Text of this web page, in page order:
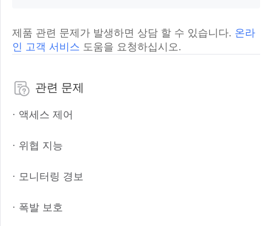
제품 관련 문제가 발생하면 상담 할 수 있습니다. 온라
인 고객 서비스 도움을 요청하십시오.
관련 문제
· 액세스 제어
· 위협 지능
· 모니터링 경보
· 폭발 보호